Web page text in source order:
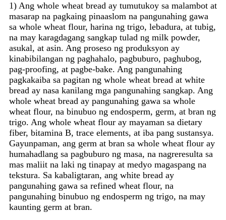
1) Ang whole wheat bread ay tumutukoy sa malambot at
masarap na pagkaing pinaaslom na pangunahing gawa
sa whole wheat flour, harina ng trigo, lebadura, at tubig,
na may karagdagang sangkap tulad ng milk powder,
asukal, at asin. Ang proseso ng produksyon ay
kinabibilangan ng paghahalo, pagbuburo, paghubog,
pag-proofing, at pagbe-bake. Ang pangunahing
pagkakaiba sa pagitan ng whole wheat bread at white
bread ay nasa kanilang mga pangunahing sangkap. Ang
whole wheat bread ay pangunahing gawa sa whole
wheat flour, na binubuo ng endosperm, germ, at bran ng
trigo. Ang whole wheat flour ay mayaman sa dietary
fiber, bitamina B, trace elements, at iba pang sustansya.
Gayunpaman, ang germ at bran sa whole wheat flour ay
humahadlang sa pagbuburo ng masa, na nagreresulta sa
mas maliit na laki ng tinapay at medyo magaspang na
tekstura. Sa kabaligtaran, ang white bread ay
pangunahing gawa sa refined wheat flour, na
pangunahing binubuo ng endosperm ng trigo, na may
kaunting germ at bran.